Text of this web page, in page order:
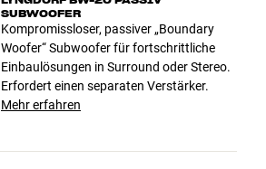
SUBWOOFER
Kompromissloser, passiver „Boundary
Woofer“ Subwoofer für fortschrittliche
Einbaulösungen in Surround oder Stereo.
Erfordert einen separaten Verstärker.
Mehr erfahren